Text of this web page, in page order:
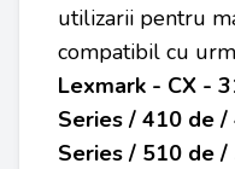
utilizarii pentru
compatibil cu
Lexmark - CX -
Series / 410 de
Series / 510 de